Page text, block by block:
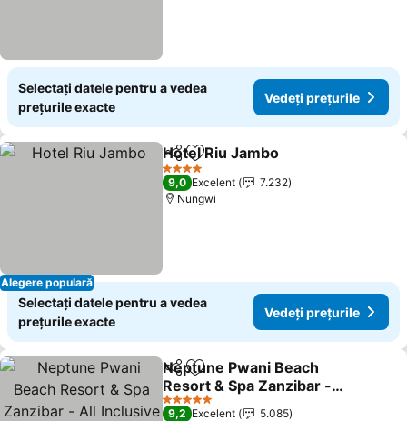
Selectați datele pentru a vedea
prețurile exacte
Vedeți prețurile
Alegere populară
DistribuițiAdăugaţi la favorite
Hotel Riu Jambo
4 Stele
9,0 Excelent
7.232
Nungwi
Selectați datele pentru a vedea
prețurile exacte
Vedeți prețurile
DistribuițiAdăugaţi la favorite
Neptune Pwani Beach
Resort & Spa Zanzibar -
All Inclusive
5 Stele
9,2 Excelent
5.085